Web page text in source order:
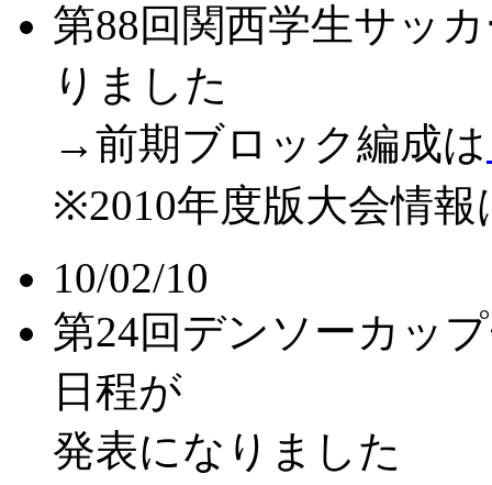
第88回関西学生サッ
りました
→前期ブロック編成は
※2010年度版大会情
10/02/10
第24回デンソーカッ
日程が
発表になりました